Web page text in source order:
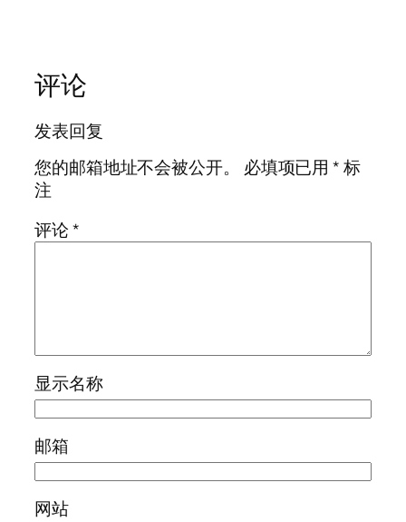
评论
发表回复
您的邮箱地址不会被公开。
必填项已用*标
注
评论*
显示名称
邮箱
网站